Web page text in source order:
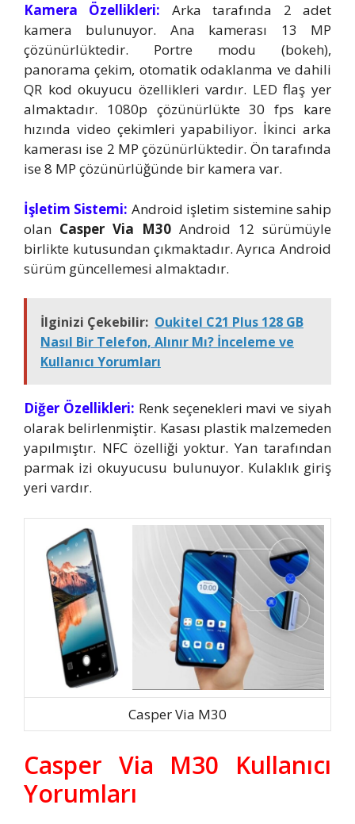
Kamera Özellikleri: Arka tarafında 2 adet
kamera bulunuyor. Ana kamerası 13 MP
çözünürlüktedir. Portre modu (bokeh),
panorama çekim, otomatik odaklanma ve dahili
QR kod okuyucu özellikleri vardır. LED flaş yer
almaktadır. 1080p çözünürlükte 30 fps kare
hızında video çekimleri yapabiliyor. İkinci arka
kamerası ise 2 MP çözünürlüktedir. Ön tarafında
ise 8 MP çözünürlüğünde bir kamera var.
İşletim Sistemi: Android işletim sistemine sahip
olan Casper Via M30 Android 12 sürümüyle
birlikte kutusundan çıkmaktadır. Ayrıca Android
sürüm güncellemesi almaktadır.
İlginizi Çekebilir: Oukitel C21 Plus 128 GB
Nasıl Bir Telefon, Alınır Mı? İnceleme ve
Kullanıcı Yorumları
Diğer Özellikleri: Renk seçenekleri mavi ve siyah
olarak belirlenmiştir. Kasası plastik malzemeden
yapılmıştır. NFC özelliği yoktur. Yan tarafından
parmak izi okuyucusu bulunuyor. Kulaklık giriş
yeri vardır.
Casper Via M30
Casper Via M30 Kullanıcı
Yorumları